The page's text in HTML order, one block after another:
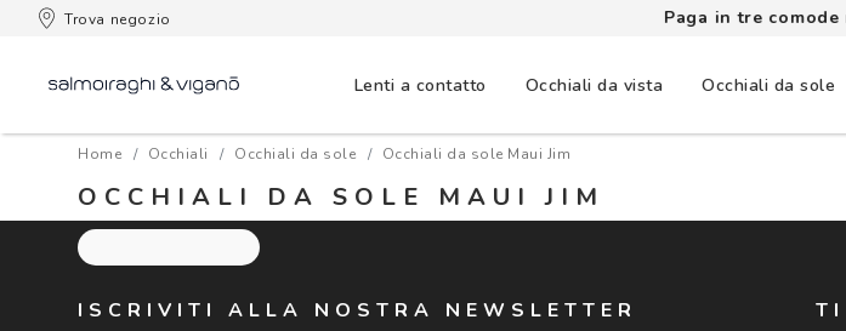
Trova negozio Paga in tre comode
Lenti a contatto Occhiali da vista Occhiali da sole
Home Occhiali Occhiali da sole Occhiali da sole Maui Jim
OCCHIALI DA SOLE MAUI JIM
ISCRIVITI ALLA NOSTRA NEWSLETTER